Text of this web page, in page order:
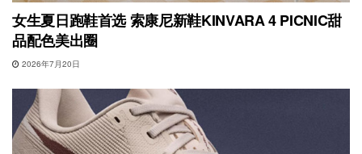
女生夏日跑鞋首选 索康尼新鞋KINVARA 4 PICNIC甜
品配色美出圈
2026年7月20日